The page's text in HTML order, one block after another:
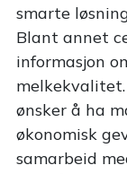
smarte
Blant annet
informasjon
ønsker å ha
økonomisk
samarbeid